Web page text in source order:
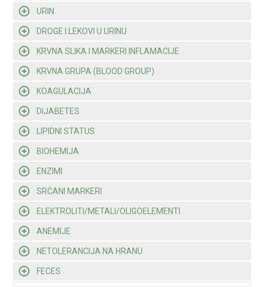
URIN
DROGE I LEKOVI U URINU
KRVNA SLIKA I MARKERI INFLAMACIJE
KRVNA GRUPA (BLOOD GROUP)
KOAGULACIJA
DIJABETES
LIPIDNI STATUS
BIOHEMIJA
ENZIMI
SRČANI MARKERI
ELEKTROLITI/METALI/OLIGOELEMENTI
ANEMIJE
NETOLERANCIJA NA HRANU
FECES